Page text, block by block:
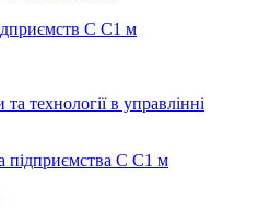
С С1 м
технології в управлінні
підприємства С С1 м